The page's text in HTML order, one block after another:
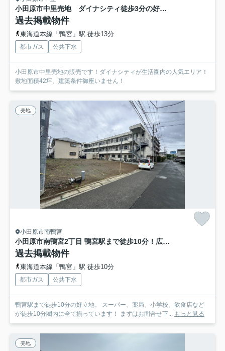
小田原市中里売地 ダイナシティ徒歩3分の好立地♪
過去掲載物件
東海道本線「鴨宮」駅 徒歩13分
都市ガス 公共下水
小田原市中里売地の販売です！ダイナシティが生活圏内の人気エリア！
敷地面積42坪、建築条件御座いません！
売地
小田原市南鴨宮
小田原市南鴨宮2丁目 鴨宮駅まで徒歩10分！広々８８坪の土地！
過去掲載物件
東海道本線「鴨宮」駅 徒歩10分
都市ガス 公共下水
鴨宮駅まで徒歩10分の好立地。 スーパー、薬局、小学校、飲食店など
が徒歩10分圏内に全て揃っています！ まずはお問合せ下... もっと見る
売地